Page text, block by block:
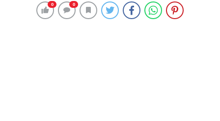
0 0